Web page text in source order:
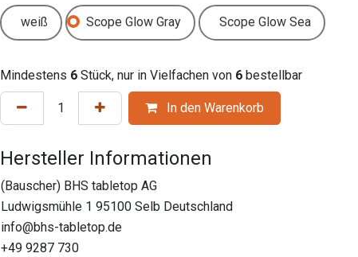
weiß Scope Glow Gray Scope Glow Sea
Mindestens 6 Stück, nur in Vielfachen von 6 bestellbar
In den Warenkorb
Hersteller Informationen
(Bauscher) BHS tabletop AG
Ludwigsmühle 1 95100 Selb Deutschland
info@bhs-tabletop.de
+49 9287 730